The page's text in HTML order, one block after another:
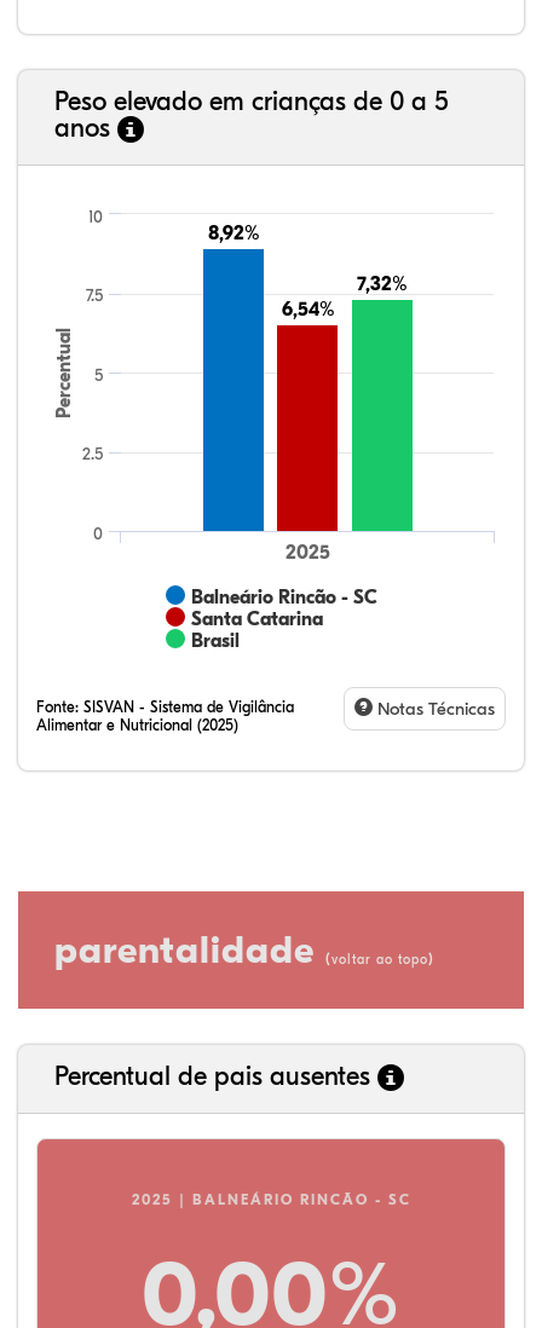
Peso elevado em crianças de 0 a 5
anos
Percentual
8,92%
8,92%
6,54%
6,54%
7,32%
7,32%
Balneário Rincão - SC
Santa Catarina
Brasil
2025
0
2.5
5
7.5
10
Fonte: SISVAN - Sistema de Vigilância
Alimentar e Nutricional (2025)
Notas Técnicas
parentalidade (voltar ao topo)
Percentual de pais ausentes
2025 | BALNEÁRIO RINCÃO - SC
0,00%